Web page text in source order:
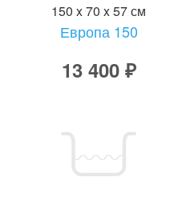
150 x 70 x 57 см
Европа 150
13 400 ₽